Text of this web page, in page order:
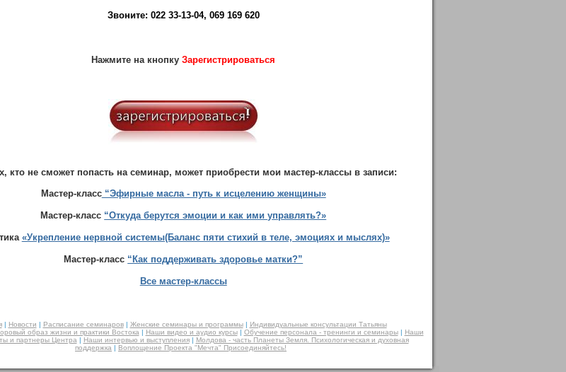
Звоните: 022 33-13-04, 069 169 620
Нажмите на кнопкуЗарегистрироваться
кто не сможет попасть на семинар, может приобрести мои мастер-классы в записи:
Мастер-класс“Эфирные масла - путь к исцелению женщины»
Мастер-класс “Откуда берутся эмоции и как ими управлять?»
«Укрепление нервной системы(Баланс пяти стихий в теле, эмоциях и мыслях)»
Мастер-класс “Как поддерживать здоровье матки?”
Все мастер-классы
| Новости | Расписание семинаров| Женские семинары и программы| Индивидуальные консультации Татьяны
образ жизни и практики Востока | Наши видео и аудио курсы| Обучение персонала - тренинги и семинары| Наши
и партнеры Центра | Наши интервью и выступления| Молдова - часть Планеты Земля. Психологическая и духовная
поддержка | Воплощение Проекта "Мечта" Присоединяйтесь!